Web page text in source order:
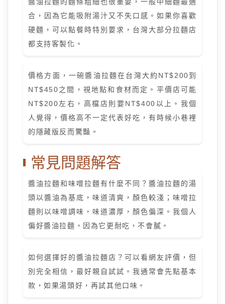
合，因為它能吸附湯汁又不失口感。如果你喜歡
硬麵，可以點餐時特別要求，台灣大部分拉麵店
都支持客製化。
價格方面，一碗醬油拉麵在台灣大約NT$200到
NT$450之間，視地點和食材而定。平價店可能
NT$200左右，高檔店則要NT$400以上。我個
人覺得，價格高不一定代表好吃，有時候小巷裡
的隱藏版反而驚豔。
常見問題解答
醬油拉麵和味噌拉麵有什麼不同？醬油拉麵的湯
頭以醬油為基底，味道清爽，顏色較淺；味噌拉
麵則以味噌調味，味道濃厚，顏色偏深。我個人
偏好醬油拉麵，因為它更耐吃，不會膩。
如何選擇好的醬油拉麵店？可以看網友評價，但
別完全相信，最好親自試試。我通常會先點基本
款，如果湯頭好，再試其他口味。